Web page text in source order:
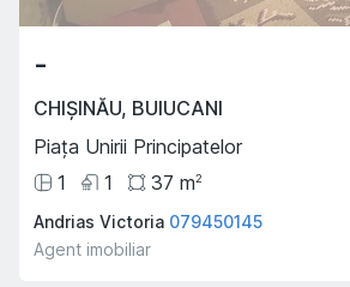
-
CHIȘINĂU, BUIUCANI
Piața Unirii Principatelor
1
1 37 m2
Andrias Victoria 079450145
Agent imobiliar